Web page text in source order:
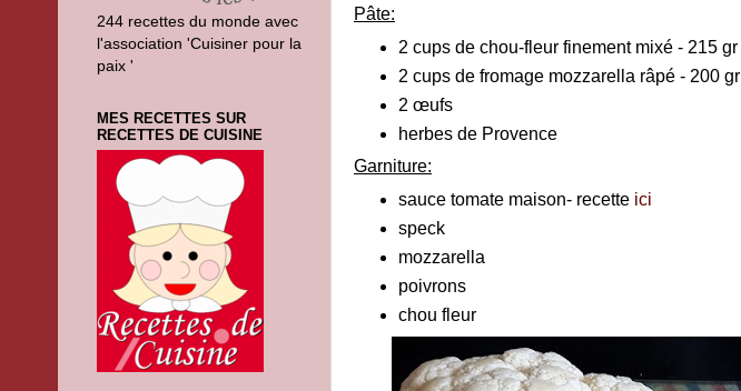
Pâte:
2 cups de chou-fleur finement mixé - 215 gr
2 cups de fromage mozzarella râpé - 200 gr
2 œufs
herbes de Provence
Garniture:
sauce tomate maison- recette ici
speck
mozzarella
poivrons
chou fleur
244 recettes du monde avec
l'association 'Cuisiner pour la
paix '
MES RECETTES SUR
RECETTES DE CUISINE